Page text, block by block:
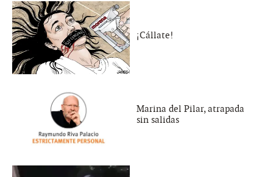
¡Cállate!
Marina del Pilar, atrapada
sin salidas